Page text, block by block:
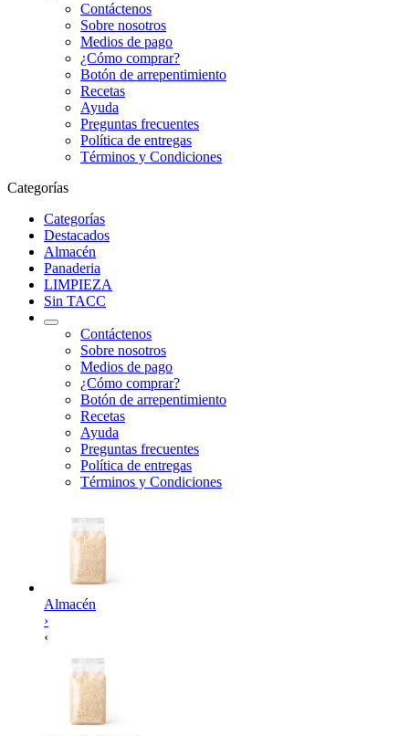
Contáctenos
Sobre nosotros
Medios de pago
¿Cómo comprar?
Botón de arrepentimiento
Recetas
Ayuda
Preguntas frecuentes
Política de entregas
Términos y Condiciones
Categorías
Categorías
Destacados
Almacén
Panaderia
LIMPIEZA
Sin TACC
Contáctenos
Sobre nosotros
Medios de pago
¿Cómo comprar?
Botón de arrepentimiento
Recetas
Ayuda
Preguntas frecuentes
Política de entregas
Términos y Condiciones
Almacén
›
‹